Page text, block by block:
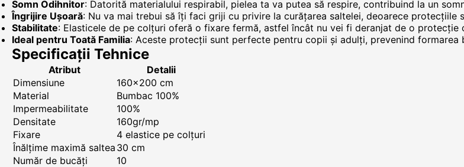
Somn Odihnitor: Datorită materialului respirabil, pielea ta va putea să respire, contribuind la un
Îngrijire Ușoară: Nu va mai trebui să îți faci griji cu privire la curățarea saltelei, deoarece protecțiile
Stabilitate: Elasticele de pe colțuri oferă o fixare fermă, astfel încât nu vei fi deranjat de o protecție
Ideal pentru Toată Familia: Aceste protecții sunt perfecte pentru copii și adulți, prevenind formarea
Specificații Tehnice
Atribut
Detalii
Dimensiune
160x200 cm
Material
Bumbac 100%
Impermeabilitate
100%
Densitate
160gr/mp
Fixare
4 elastice pe colțuri
Înălțime maximă saltea 30 cm
Număr de bucăți
10